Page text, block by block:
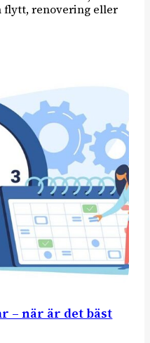
flytt, renovering eller
– när är det bäst